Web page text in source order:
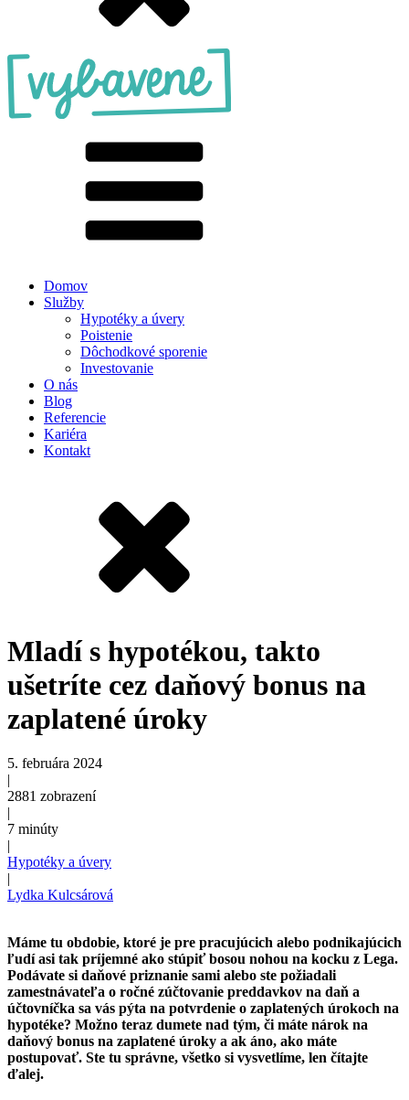
Domov
Služby
Hypotéky a úvery
Poistenie
Dôchodkové sporenie
Investovanie
O nás
Blog
Referencie
Kariéra
Kontakt
Mladí s hypotékou, takto
ušetríte cez daňový bonus na
zaplatené úroky
5. februára 2024
|
2881 zobrazení
|
7 minúty
|
Hypotéky a úvery
|
Lydka Kulcsárová
Máme tu obdobie, ktoré je pre pracujúcich alebo podnikajúcich
ľudí asi tak príjemné ako stúpiť bosou nohou na kocku z Lega.
Podávate si daňové priznanie sami alebo ste požiadali
zamestnávateľa o ročné zúčtovanie preddavkov na daň a
účtovníčka sa vás pýta na potvrdenie o zaplatených úrokoch na
hypotéke? Možno teraz dumete nad tým, či máte nárok na
daňový bonus na zaplatené úroky a ak áno, ako máte
postupovať. Ste tu správne, všetko si vysvetlíme, len čítajte
ďalej.